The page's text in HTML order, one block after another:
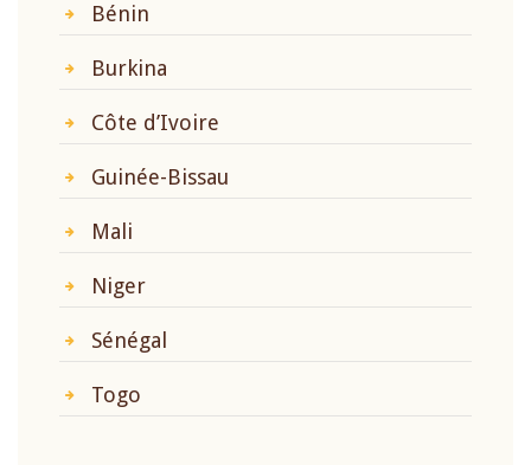
Bénin
Burkina
Côte d’Ivoire
Guinée-Bissau
Mali
Niger
Sénégal
Togo